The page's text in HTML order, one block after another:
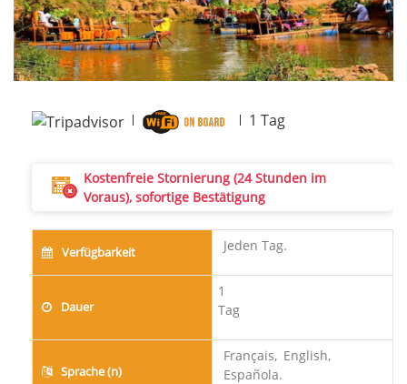
1 Tag
Kostenfreie Stornierung (24 Stunden im
Voraus), sofortige Bestätigung
Verfügbarkeit Jeden Tag.
Dauer
1
Tag
Sprache (n)
Français, English,
Española.